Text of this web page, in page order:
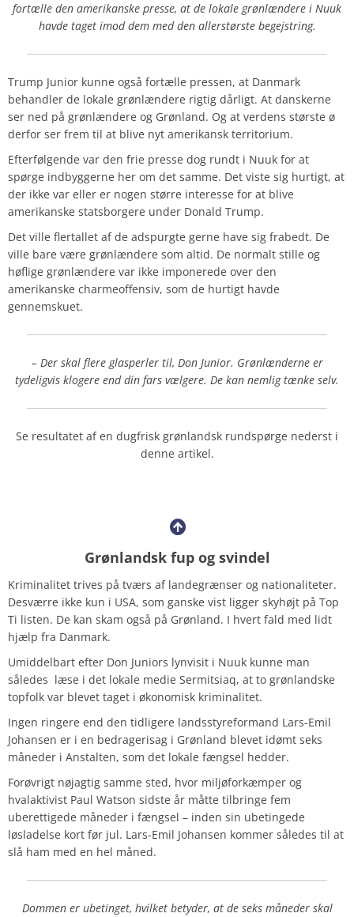
fortælle den amerikanske presse, at de lokale grønlændere i Nuuk
havde taget imod dem med den allerstørste begejstring.
Trump Junior kunne også fortælle pressen, at Danmark
behandler de lokale grønlændere rigtig dårligt. At danskerne
ser ned på grønlændere og Grønland. Og at verdens største ø
derfor ser frem til at blive nyt amerikansk territorium.
Efterfølgende var den frie presse dog rundt i Nuuk for at
spørge indbyggerne her om det samme. Det viste sig hurtigt, at
der ikke var eller er nogen større interesse for at blive
amerikanske statsborgere under Donald Trump.
Det ville flertallet af de adspurgte gerne have sig frabedt. De
ville bare være grønlændere som altid. De normalt stille og
høflige grønlændere var ikke imponerede over den
amerikanske charmeoffensiv, som de hurtigt havde
gennemskuet.
– Der skal flere glasperler til, Don Junior. Grønlænderne er
tydeligvis klogere end din fars vælgere. De kan nemlig tænke selv.
Se resultatet af en dugfrisk grønlandsk rundspørge nederst i
denne artikel.
Grønlandsk fup og svindel
Kriminalitet trives på tværs af landegrænser og nationaliteter.
Desværre ikke kun i USA, som ganske vist ligger skyhøjt på Top
Ti listen. De kan skam også på Grønland. I hvert fald med lidt
hjælp fra Danmark.
Umiddelbart efter Don Juniors lynvisit i Nuuk kunne man
således læse i det lokale medie Sermitsiaq, at to grønlandske
topfolk var blevet taget i økonomisk kriminalitet.
Ingen ringere end den tidligere landsstyreformand Lars-Emil
Johansen er i en bedragerisag i Grønland blevet idømt seks
måneder i Anstalten, som det lokale fængsel hedder.
Forøvrigt nøjagtig samme sted, hvor miljøforkæmper og
hvalaktivist Paul Watson sidste år måtte tilbringe fem
uberettigede måneder i fængsel – inden sin ubetingede
løsladelse kort før jul. Lars-Emil Johansen kommer således til at
slå ham med en hel måned.
Dommen er ubetinget, hvilket betyder, at de seks måneder skal